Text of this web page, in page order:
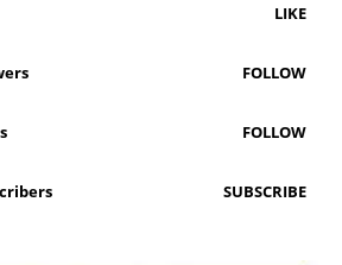
LIKE
FOLLOW
FOLLOW
SUBSCRIBE